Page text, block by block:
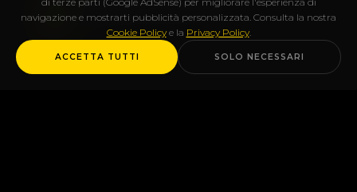
00:00 / 00:30
PRIMA DOPO
navigazione e mostrarti pubblicità personalizzata. Consulta la nostra
Cookie Policye la Privacy Policy.
ACCETTA TUTTI SOLO NECESSARI
Via Genova, 131, 15122 Spinetta Marengo (AL)
info@synapserecords.it © 2026 · Privacy · Cookie